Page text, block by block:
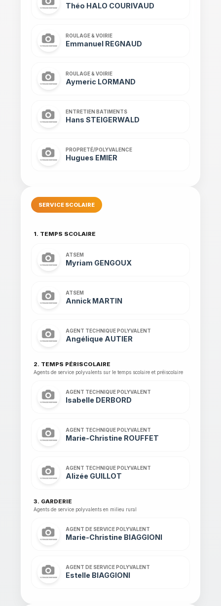
Théo HALO COURIVAUD
ROULAGE & VOIRIE
Emmanuel REGNAUD
ROULAGE & VOIRIE
Aymeric LORMAND
ENTRETIEN BATIMENTS
Hans STEIGERWALD
PROPRETÉ/POLYVALENCE
Hugues EMIER
SERVICE SCOLAIRE
1. TEMPS SCOLAIRE
ATSEM
Myriam GENGOUX
ATSEM
Annick MARTIN
AGENT TECHNIQUE POLYVALENT
Angélique AUTIER
2. TEMPS PÉRISCOLAIRE
Agents de service polyvalents sur le temps scolaire et préiscolaire
AGENT TECHNIQUE POLYVALENT
Isabelle DERBORD
AGENT TECHNIQUE POLYVALENT
Marie-Christine ROUFFET
AGENT TECHNIQUE POLYVALENT
Alizée GUILLOT
3. GARDERIE
Agents de service polyvalents en milieu rural
AGENT DE SERVICE POLYVALENT
Marie-Christine BIAGGIONI
AGENT DE SERVICE POLYVALENT
Estelle BIAGGIONI